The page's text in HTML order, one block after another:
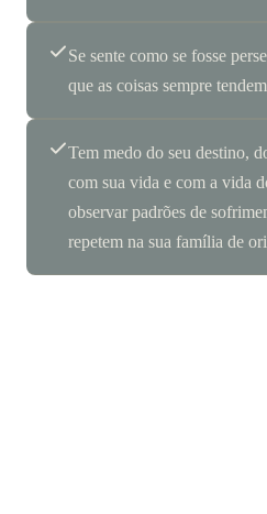
Se sente como se fosse
que as coisas sempre
Tem medo do seu destino,
com sua vida e com a vida
observar padrões de
repetem na sua família de